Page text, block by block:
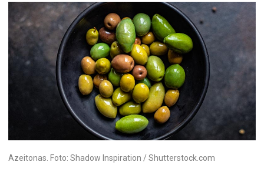
Azeitonas. Foto: Shadow Inspiration / Shutterstock.com